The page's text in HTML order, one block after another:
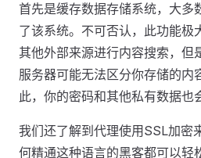
首先是缓存数据存储系统，大多
了该系统。不可否认，此功能极
其他外部来源进行内容搜索，但
服务器可能无法区分你存储的内
此，你的密码和其他私有数据也
我们还了解到代理使用SSL加密
何精通这种语言的黑客都可以轻